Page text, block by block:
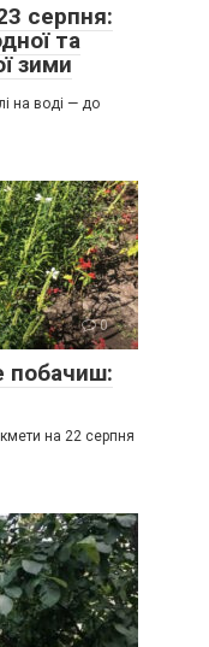
серпня:
та
зими
на воді — до
0
побачиш:
на 22 серпня